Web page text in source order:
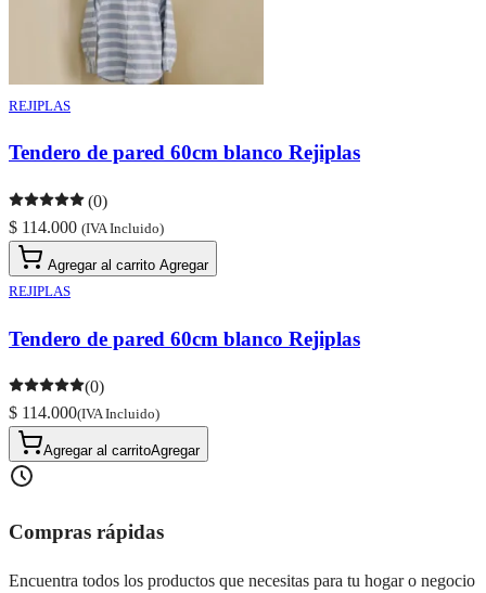
REJIPLAS
Tendero de pared 60cm blanco Rejiplas
(0)
$ 114.000 (IVA Incluido)
Agregar al carrito Agregar
REJIPLAS
Tendero de pared 60cm blanco Rejiplas
(0)
$ 114.000(IVA Incluido)
Agregar al carritoAgregar
Compras rápidas
Encuentra todos los productos que necesitas para tu hogar o negocio